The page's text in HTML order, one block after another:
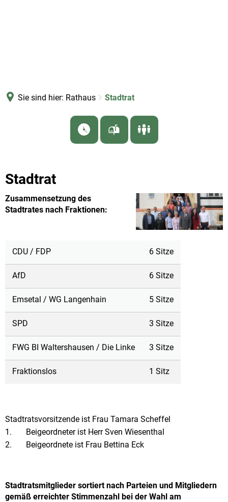
Sie sind hier: Rathaus Stadtrat
Stadtrat
Zusammensetzung des
Stadtrates nach Fraktionen:
CDU / FDP 6 Sitze
AfD 6 Sitze
Emsetal / WG Langenhain 5 Sitze
SPD 3 Sitze
FWG BI Waltershausen / Die Linke 3 Sitze
Fraktionslos 1 Sitz
Stadtratsvorsitzende ist Frau Tamara Scheffel
1. Beigeordneter ist Herr Sven Wiesenthal
2. Beigeordnete ist Frau Bettina Eck
Stadtratsmitglieder sortiert nach Parteien und Mitgliedern
gemäß erreichter Stimmenzahl bei der Wahl am